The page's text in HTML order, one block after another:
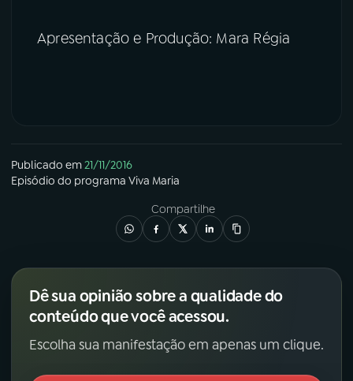
Apresentação e Produção: Mara Régia
Publicado em21/11/2016
Episódio do programa Viva Maria
Compartilhe
Dê sua opinião sobre a qualidade do
conteúdo que você acessou.
Escolha sua manifestação em apenas um clique.